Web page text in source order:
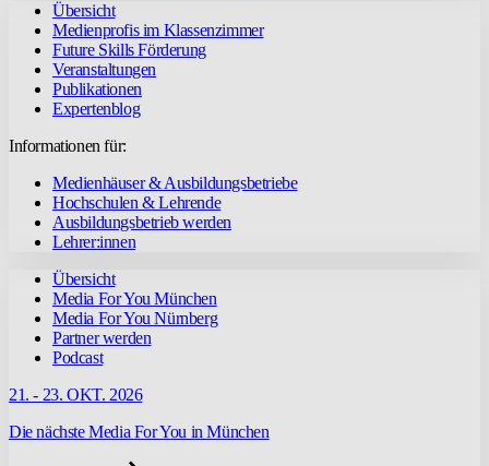
Übersicht
Medienprofis im Klassenzimmer
Future Skills Förderung
Veranstaltungen
Publikationen
Expertenblog
Informationen für:
Medienhäuser & Ausbildungsbetriebe
Hochschulen & Lehrende
Ausbildungsbetrieb werden
Lehrer:innen
Übersicht
Media For You München
Media For You Nürnberg
Partner werden
Podcast
21. - 23. OKT. 2026
Die nächste Media For You in München